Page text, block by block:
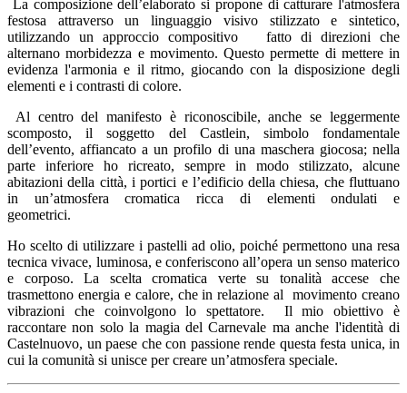
La composizione dell’elaborato si propone di catturare l'atmosfera
festosa attraverso un linguaggio visivo stilizzato e sintetico,
utilizzando un approccio compositivo fatto di direzioni che
alternano morbidezza e movimento. Questo permette di mettere in
evidenza l'armonia e il ritmo, giocando con la disposizione degli
elementi e i contrasti di colore.
Al centro del manifesto è riconoscibile, anche se leggermente
scomposto, il soggetto del Castlein, simbolo fondamentale
dell’evento, affiancato a un profilo di una maschera giocosa; nella
parte inferiore ho ricreato, sempre in modo stilizzato, alcune
abitazioni della città, i portici e l’edificio della chiesa, che fluttuano
in un’atmosfera cromatica ricca di elementi ondulati e
geometrici.
Ho scelto di utilizzare i pastelli ad olio, poiché permettono una resa
tecnica vivace, luminosa, e conferiscono all’opera un senso materico
e corposo. La scelta cromatica verte su tonalità accese che
trasmettono energia e calore, che in relazione al movimento creano
vibrazioni che coinvolgono lo spettatore. Il mio obiettivo è
raccontare non solo la magia del Carnevale ma anche l'identità di
Castelnuovo, un paese che con passione rende questa festa unica, in
cui la comunità si unisce per creare un’atmosfera speciale.